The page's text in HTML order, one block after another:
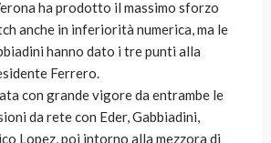
ha prodotto il massimo sforzo
anche in inferiorità numerica, ma le
hanno dato i tre punti alla
Ferrero.
con grande vigore da entrambe le
da rete con Eder, Gabbiadini,
Lopez, poi intorno alla mezzora di